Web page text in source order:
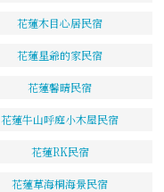
花蓮木目心居民宿
花蓮星爺的家民宿
花蓮馨晴民宿
花蓮牛山呼庭小木屋民宿
花蓮RK民宿
花蓮草海桐海景民宿